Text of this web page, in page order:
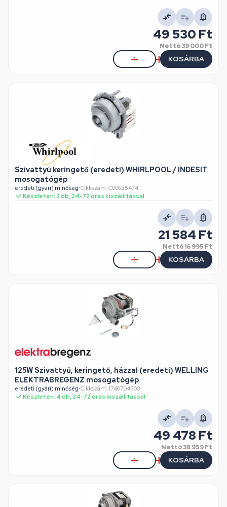
49 530 Ft
Nettó39 000 Ft
KOSÁRBA
Szivattyú keringető (eredeti) WHIRLPOOL / INDESIT
mosogatógép
eredeti (gyári) minőség•Cikkszám: C00635474
Készleten: 2 db, 24-72 órás kiszállítással
21 584 Ft
Nettó16 995 Ft
KOSÁRBA
125W Szivattyú, keringető, házzal (eredeti) WELLING
ELEKTRABREGENZ mosogatógép
eredeti (gyári) minőség•Cikkszám: 1740704500
Készleten: 4 db, 24-72 órás kiszállítással
49 478 Ft
Nettó38 959 Ft
KOSÁRBA